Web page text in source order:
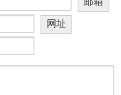
网址